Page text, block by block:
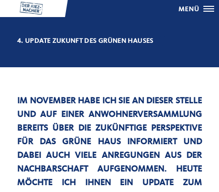
MENÜ
4. UPDATE ZUKUNFT DES GRÜNEN HAUSES
IM NOVEMBER HABE ICH SIE AN DIESER STELLE
UND AUF EINER ANWOHNERVERSAMMLUNG
BEREITS ÜBER DIE ZUKÜNFTIGE PERSPEKTIVE
FÜR DAS GRÜNE HAUS INFORMIERT UND
DABEI AUCH VIELE ANREGUNGEN AUS DER
NACHBARSCHAFT AUFGENOMMEN. HEUTE
MÖCHTE ICH IHNEN EIN UPDATE ZUM